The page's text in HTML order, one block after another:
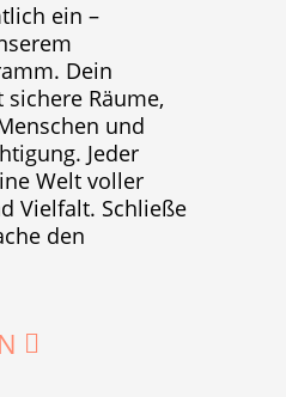
ein –
Dein
Räume,
und
Jeder
Welt voller
Vielfalt. Schließe
den